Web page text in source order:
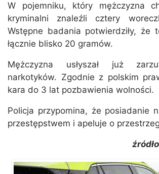
W pojemniku, który mężczyzna
kryminalni znaleźli cztery
Wstępne badania potwierdziły, że
łącznie blisko 20 gramów.
Mężczyzna usłyszał już
narkotyków. Zgodnie z polskim
kara do 3 lat pozbawienia wolności.
Policja przypomina, że posiadanie
przestępstwem i apeluje o